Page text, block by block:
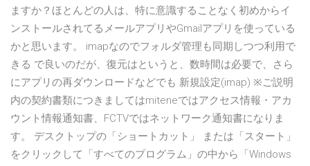
ますか？ほとんどの人は、特に意識することなく初めからイ
ンストールされてるメールアプリやGmailアプリを使っている
かと思います。 imapなのでフォルダ管理も同期しつつ利用で
きる で良いのだが、復元はというと、数時間は必要で、さら
にアプリの再ダウンロードなどでも 新規設定(imap) ※ご説明
内の契約書類につきましてはmiteneではアクセス情報・アカ
ウント情報通知書、FCTVではネットワーク通知書になりま
す。 デスクトップの「ショートカット」 または「スタート」
をクリックして「すべてのプログラム」の中から「Windows